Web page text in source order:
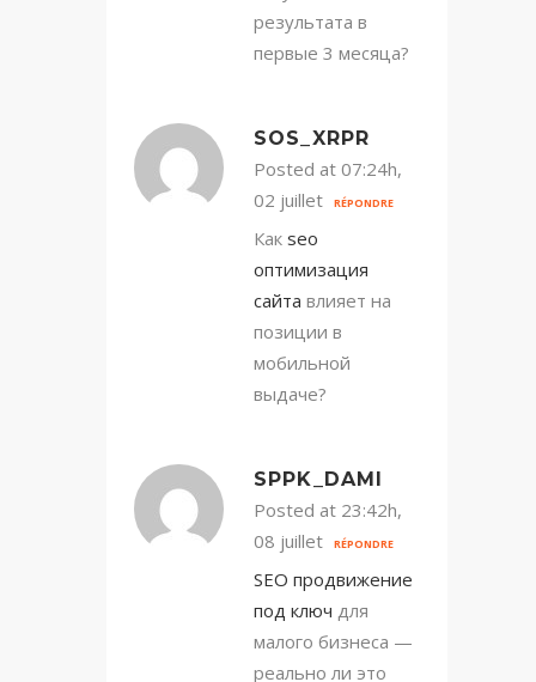
результата в
первые 3 месяца?
SOS_XRPR
Posted at 07:24h,
02 juillet
RÉPONDRE
Как seo
оптимизация
сайта влияет на
позиции в
мобильной
выдаче?
SPPK_DAMI
Posted at 23:42h,
08 juillet
RÉPONDRE
SEO продвижение
под ключ для
малого бизнеса —
реально ли это